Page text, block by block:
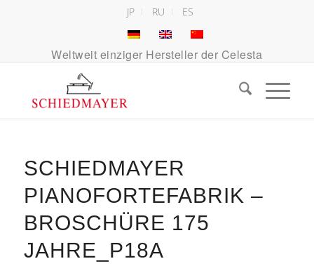
JP RU ES
Weltweit einziger Hersteller der Celesta
SCHIEDMAYER
PIANOFORTEFABRIK –
BROSCHÜRE 175
JAHRE_P18A